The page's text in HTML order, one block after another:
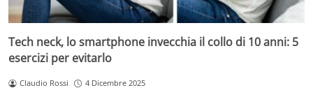
Tech neck, lo smartphone invecchia il collo di 10 anni: 5
esercizi per evitarlo
Claudio Rossi 4 Dicembre 2025